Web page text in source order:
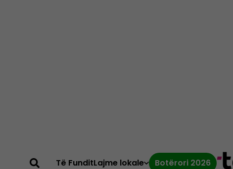
Të FunditLajme lokale Botërori 2026